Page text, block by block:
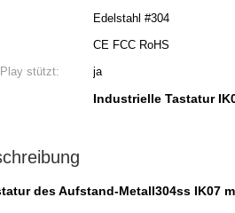
Edelstahl #304
CE FCC RoHS
stützt:
ja
Industrielle Tastatur
des Aufstand-Metall304ss IK07